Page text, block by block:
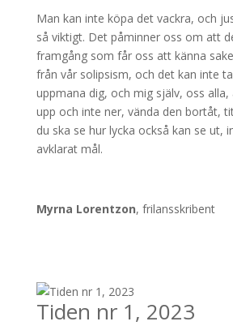
Man kan inte köpa det vackra, och
så viktigt. Det påminner oss om att
framgång som får oss att känna
från vår solipsism, och det kan inte ta
uppmana dig, och mig själv, oss alla,
upp och inte ner, vända den bortåt,
du ska se hur lycka också kan se ut,
avklarat mål.
Myrna Lorentzon, frilansskribent
Tiden nr 1, 2023